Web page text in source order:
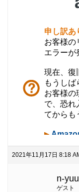
2021年11月17日 8:18
n-
ゲスト